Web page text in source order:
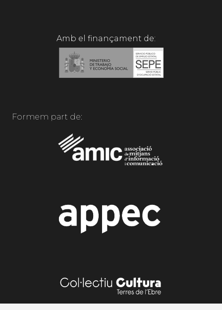
Amb el finançament de:
Formem part de: